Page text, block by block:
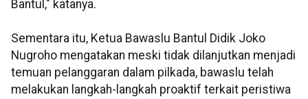
Bantul," katanya.
Sementara itu, Ketua Bawaslu Bantul Didik Joko
Nugroho mengatakan meski tidak dilanjutkan menjadi
temuan pelanggaran dalam pilkada, bawaslu telah
melakukan langkah-langkah proaktif terkait peristiwa